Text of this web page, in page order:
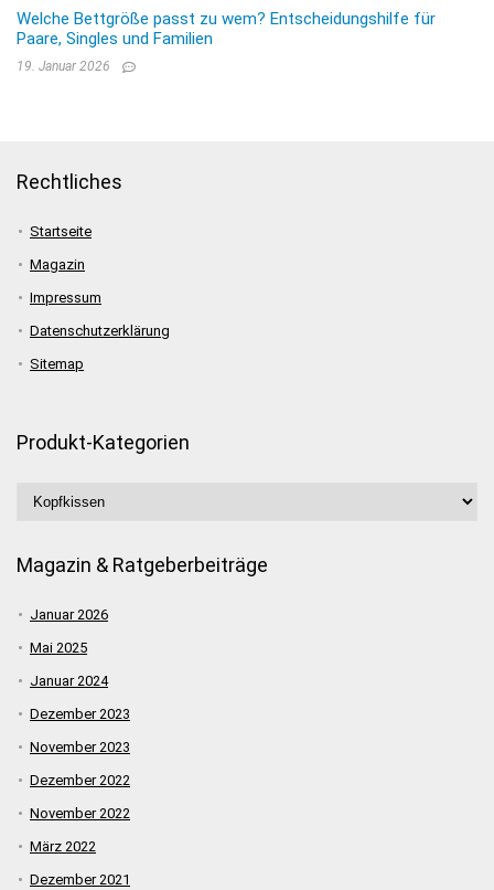
Welche Bettgröße passt zu wem? Entscheidungshilfe für
Paare, Singles und Familien
19. Januar 2026
Rechtliches
Startseite
Magazin
Impressum
Datenschutzerklärung
Sitemap
Produkt-Kategorien
Magazin & Ratgeberbeiträge
Januar 2026
Mai 2025
Januar 2024
Dezember 2023
November 2023
Dezember 2022
November 2022
März 2022
Dezember 2021